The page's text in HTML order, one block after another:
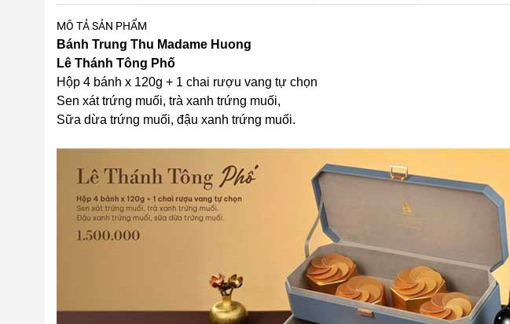
MÔ TẢ SẢN PHẨM
Bánh Trung Thu Madame Huong
Lê Thánh Tông Phố
Hộp 4 bánh x 120g + 1 chai rượu vang tự chọn
Sen xát trứng muối, trà xanh trứng muối,
Sữa dừa trứng muối, đậu xanh trứng muối.